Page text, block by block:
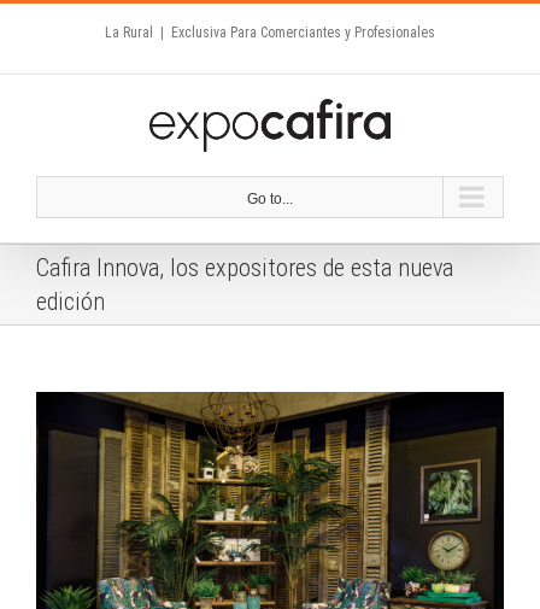
content
La Rural Exclusiva Para Comerciantes y Profesionales
Go to...
Cafira Innova, los expositores de esta nueva
edición
Larger